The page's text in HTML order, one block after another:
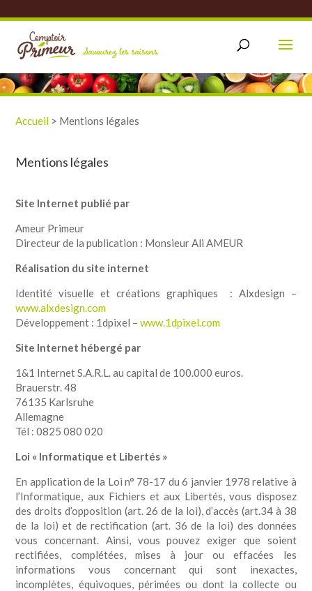
Accueil > Mentions légales
Mentions légales
Site Internet publié par
Ameur Primeur
Directeur de la publication : Monsieur Ali AMEUR
Réalisation du site internet
Identité visuelle et créations graphiques : Alxdesign –
www.alxdesign.com
Développement : 1dpixel –www.1dpixel.com
Site Internet hébergé par
1&1 Internet S.A.R.L. au capital de 100.000 euros.
Brauerstr. 48
76135 Karlsruhe
Allemagne
Tél : 0825 080 020
Loi « Informatique et Libertés »
En application de la Loi n° 78-17 du 6 janvier 1978 relative à
l’Informatique, aux Fichiers et aux Libertés, vous disposez
des droits d’opposition (art. 26 de la loi), d’accès (art.34 à 38
de la loi) et de rectification (art. 36 de la loi) des données
vous concernant. Ainsi, vous pouvez exiger que soient
rectifiées, complétées, mises à jour ou effacées les
informations vous concernant qui sont inexactes,
incomplètes, équivoques, périmées ou dont la collecte ou